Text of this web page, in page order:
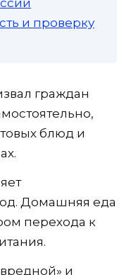
и проверку
граждан
блюд и
Домашняя еда
перехода к
и